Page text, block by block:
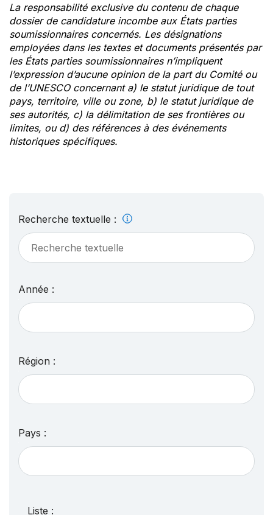
La responsabilité exclusive du contenu de chaque
dossier de candidature incombe aux États parties
soumissionnaires concernés. Les désignations
employées dans les textes et documents présentés par
les États parties soumissionnaires n’impliquent
l’expression d’aucune opinion de la part du Comité ou
de l’UNESCO concernant a) le statut juridique de tout
pays, territoire, ville ou zone, b) le statut juridique de
ses autorités, c) la délimitation de ses frontières ou
limites, ou d) des références à des événements
historiques spécifiques.
Recherche textuelle :
Année :
Région :
Pays :
Liste :